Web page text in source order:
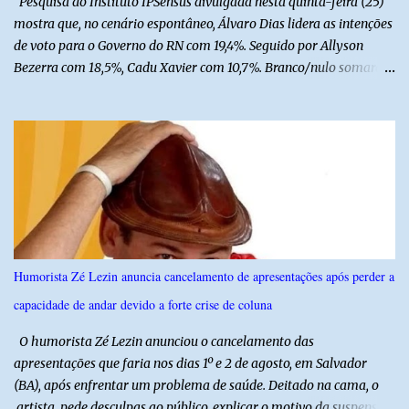
mostra que, no cenário espontâneo, Álvaro Dias lidera as intenções
de voto para o Governo do RN com 19,4%. Seguido por Allyson
Bezerra com 18,5%, Cadu Xavier com 10,7%. Branco/nulo somaram
do Norte entre os dias 18 e 22 de junho de 2026. O levantamento
possui margem de erro de 2,5 pontos percentuais e nível de
confiança de 95%. Registro no TSE: RN-09520/2026
Humorista Zé Lezin anuncia cancelamento de apresentações após perder a
capacidade de andar devido a forte crise de coluna
O humorista Zé Lezin anunciou o cancelamento das
apresentações que faria nos dias 1º e 2 de agosto, em Salvador
(BA), após enfrentar um problema de saúde. Deitado na cama, o